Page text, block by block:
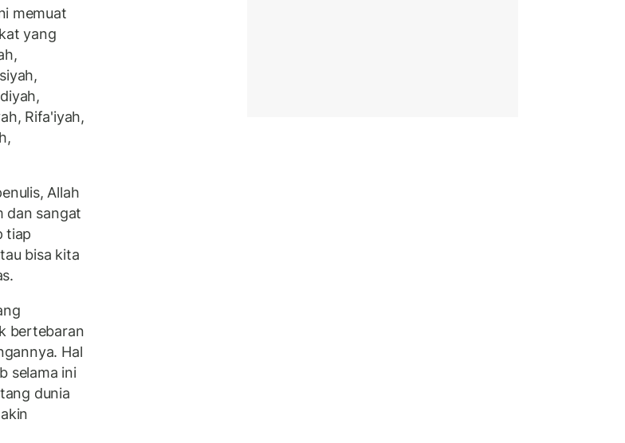
memuat
yang
Rifa'iyah,
Allah
dan sangat
tiap
bisa kita
bertebaran
Hal
selama ini
dunia